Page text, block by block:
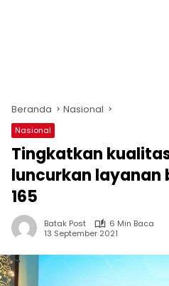
Beranda Nasional
Nasional
Tingkatkan
luncurkan layanan
165
Batak Post
6 Min Baca
13 September 2021